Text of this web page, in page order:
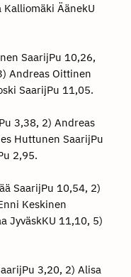
ÄänekU
SaarijPu 10,26,
Andreas Oittinen
SaarijPu 11,05.
3,38, 2) Andreas
Huttunen SaarijPu
2,95.
SaarijPu 10,54, 2)
Keskinen
JyväskKU 11,10, 5)
3,20, 2) Alisa